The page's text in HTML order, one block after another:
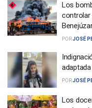
Los
controlar
PORJOSÉ
PORJOSÉ
Los